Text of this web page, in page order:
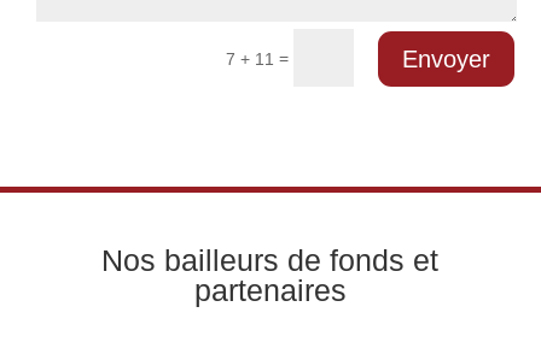
7 + 11 = Envoyer
Nos bailleurs de fonds et
partenaires